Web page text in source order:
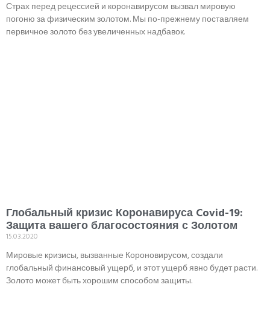
Страх перед рецессией и коронавирусом вызвал мировую
погоню за физическим золотом. Мы по-прежнему поставляем
первичное золото без увеличенных надбавок.
Глобальный кризис Коронавируса Covid-19:
Защита вашего благосостояния с Золотом
15.03.2020
Мировые кризисы, вызванные Короновирусом, создали
глобальный финансовый ущерб, и этот ущерб явно будет расти.
Золото может быть хорошим способом защиты.